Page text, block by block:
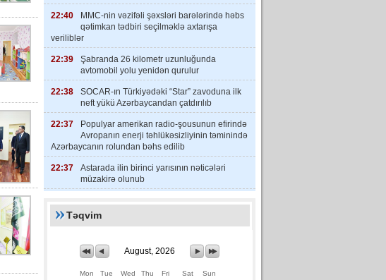
22:40
MMC-nin vəzifəli şəxsləri barələrində həbs
qətimkan tədbiri seçilməklə axtarışa
veriliblər
22:39
Şabranda 26 kilometr uzunluğunda
avtomobil yolu yenidən qurulur
22:38
SOCAR-ın Türkiyədəki “Star” zavoduna ilk
neft yükü Azərbaycandan çatdırılıb
22:37
Populyar amerikan radio-şousunun efirində
Avropanın enerji təhlükəsizliyinin təminində
Azərbaycanın rolundan bəhs edilib
22:37
Astarada ilin birinci yarısının nəticələri
müzakirə olunub
Təqvim
August, 2026
Mon Tue Wed Thu Fri Sat Sun